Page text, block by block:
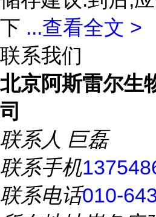
下 ...查看全文 >
联系我们
北京阿斯雷尔生
司
联系人 巨磊
联系手机
联系电话010-